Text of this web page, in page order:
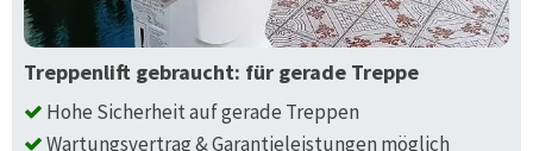
Treppenlift gebraucht: für gerade Treppe
Hohe Sicherheit auf gerade Treppen
Wartungsvertrag & Garantieleistungen möglich